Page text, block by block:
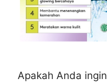
Apakah Anda